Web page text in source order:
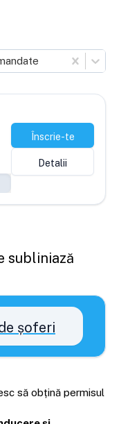
Înscrie-te
Detalii
subliniază
șoferi
să obțină permisul